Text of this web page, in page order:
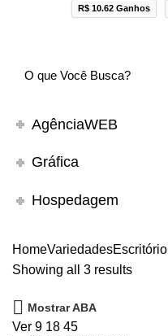
R$ 10.62 Ganhos
AgênciaWEB
Gráfica
Hospedagem
HomeVariedadesEscritório
Showing all 3 results
Mostrar ABA
Ver 9 18 45